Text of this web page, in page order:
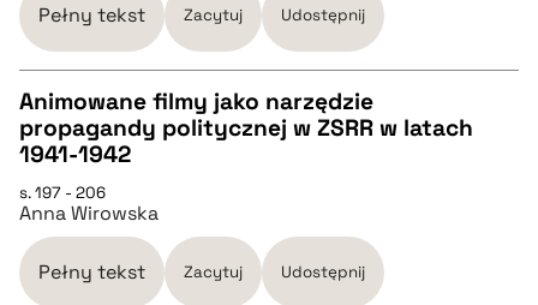
BIBTEX
pobierz cytat
Pełny tekst Zacytuj Udostępnij
CZYSTY TEKST
pobierz cytat
BIBTEX
Animowane filmy jako narzędzie
propagandy politycznej w ZSRR w latach
1941-1942
s. 197 - 206
Anna Wirowska
Pełny tekst Zacytuj Udostępnij